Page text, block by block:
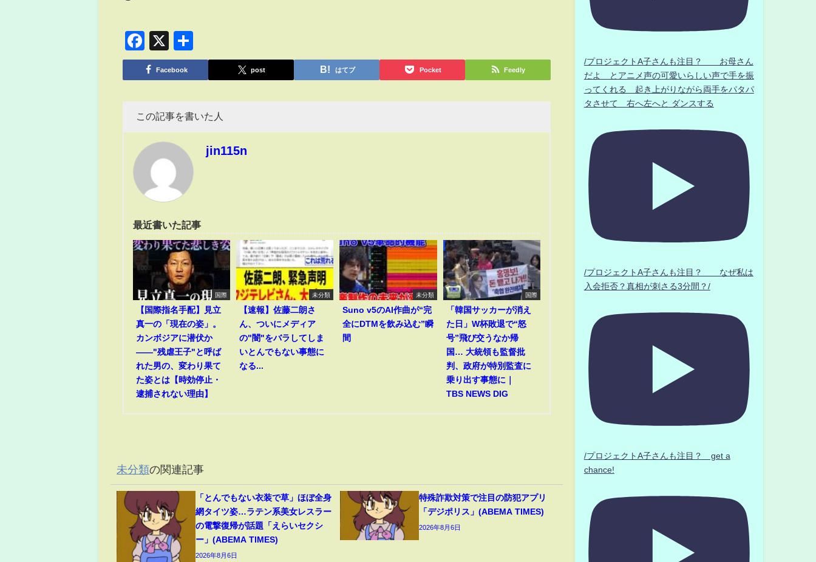
Facebook
X
有
Facebook post はてブ Pocket Feedly
この記事を書いた人
jin115n
最近書いた記事
国際
【国際指名手配】見立
真一の「現在の姿」。
カンボジアに潜伏か
――"残虐王子"と呼ば
れた男の、変わり果て
た姿とは【時効停止・
逮捕されない理由】
未分類
【速報】佐藤二朗さ
ん、ついにメディア
の"闇"をバラしてしま
いとんでもない事態に
なる...
未分類
Suno v5のAI作曲が“完
全にDTMを飲み込む”瞬
間
国際
「韓国サッカーが消え
た日」W杯敗退で“怒
号”飛び交うなか帰
国… 大統領も監督批
判、政府が特別監査に
乗り出す事態に｜
TBS NEWS DIG
未分類の関連記事
「とんでもない衣装で草」ほぼ全身
網タイツ姿…ラテン系美女レスラー
の電撃復帰が話題「えらいセクシ
ー」(ABEMA TIMES)
2026年8月6日
特殊詐欺対策で注目の防犯アプリ
「デジポリス」(ABEMA TIMES)
2026年8月6日
/プロジェクトA子さんも注目？ お母さん
だよ とアニメ声の可愛いらしい声で手を振
ってくれる 起き上がりながら両手をパタパ
タさせて 右へ左へと ダンスする
/プロジェクトA子さんも注目？ なぜ私は
入会拒否？真相が刺さる3分間？/
/プロジェクトA子さんも注目？ get a
chance!